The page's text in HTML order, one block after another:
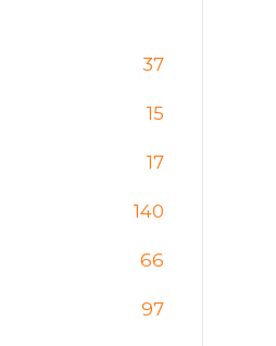
37
15
17
140
66
97